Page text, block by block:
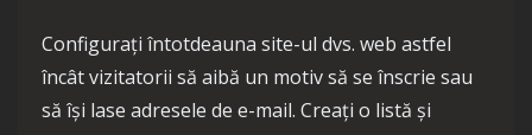
Configurați întotdeauna site-ul dvs. web astfel
încât vizitatorii să aibă un motiv să se înscrie sau
să își lase adresele de e-mail. Creați o listă și